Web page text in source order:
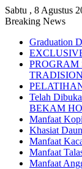
Sabtu , 8 Agustus
Breaking News
Graduation
PROGRAM
Telah
BEKAM
Manfaat
Khasiat
Manfaat
Manfaat
Manfaat